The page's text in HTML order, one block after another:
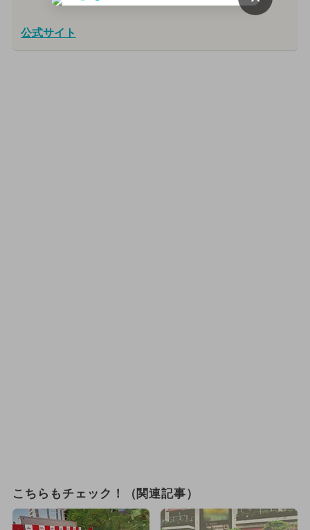
公式サイト
こちらもチェック！（関連記事）